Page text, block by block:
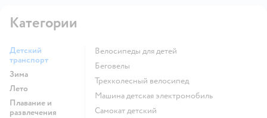
Категории
Детский
транспорт
Зима
Лето
Плавание и
развлечения
Велосипеды для детей
Беговелы
Трехколесный велосипед
Машина детская электромобиль
Самокат детский